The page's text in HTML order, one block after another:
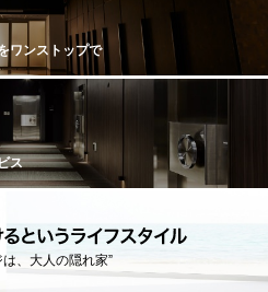
and outstanding delineation. It is utterly
a thrilling, edgy finish that expresses th
clarity. There is an effervescent quality
the 2007 to another level, while the mar
pepper finish is powerful and leaves a
This is a fabulous 2007, one of the wi
April 2013. vinous：94 ポイン
Window 2022 - 2045 From: Looking Back:
(Oct 2022) The 2007 Chateau de Fargu
bouquet with clear honey, quince and saffr
well balanced, quite viscous and lightly s
acidity and hints of stem ginger toward
Tasted at the 2007 horizontal in Saut
on April 2022 【古酒について、
ワンストップで
ス
は、大人の隠れ家”